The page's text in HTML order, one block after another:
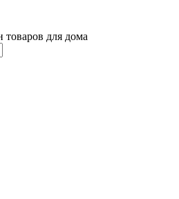
товаров для дома